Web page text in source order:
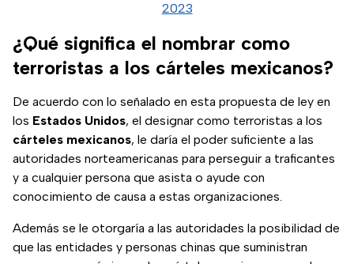
2023
¿Qué significa el nombrar como
terroristas a los cárteles mexicanos?
De acuerdo con lo señalado en esta propuesta de ley en
los Estados Unidos, el designar como terroristas a los
cárteles mexicanos, le daría el poder suficiente a las
autoridades norteamericanas para perseguir a traficantes
y a cualquier persona que asista o ayude con
conocimiento de causa a estas organizaciones.
Además se le otorgaría a las autoridades la posibilidad de
que las entidades y personas chinas que suministran